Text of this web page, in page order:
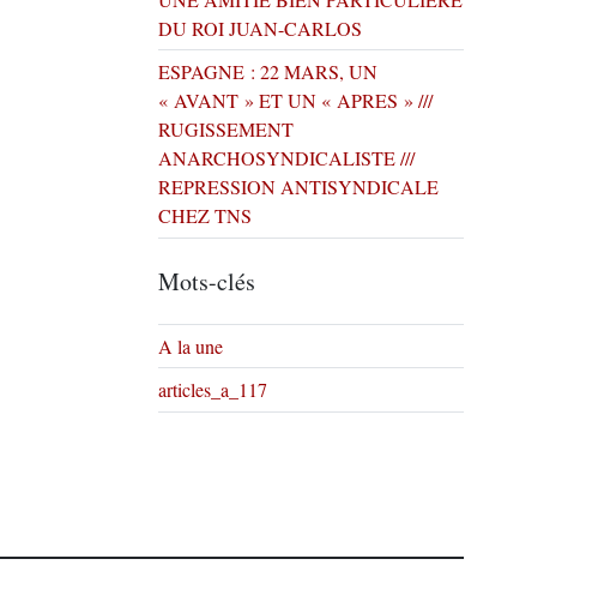
DU ROI JUAN-CARLOS
ESPAGNE : 22 MARS, UN
« AVANT » ET UN « APRES » ///
RUGISSEMENT
ANARCHOSYNDICALISTE ///
REPRESSION ANTISYNDICALE
CHEZ TNS
Mots-clés
A la une
articles_a_117